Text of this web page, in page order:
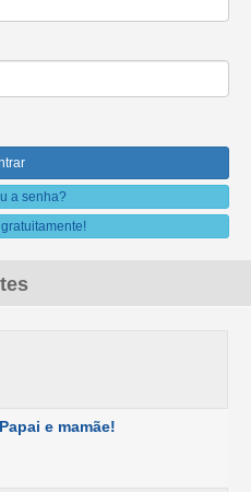
a senha?
e mamãe!